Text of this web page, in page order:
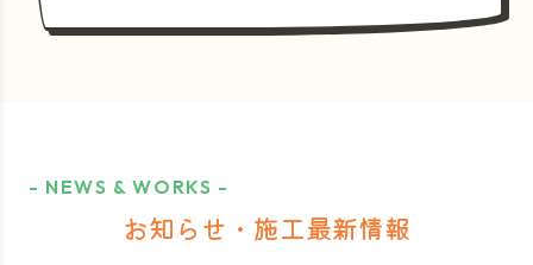
- NEWS & WORKS -
お知らせ・施工最新情報